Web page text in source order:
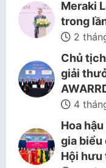
Meraki
trong
2
Chủ
giải
4
Hoa
gia biểu
Hội